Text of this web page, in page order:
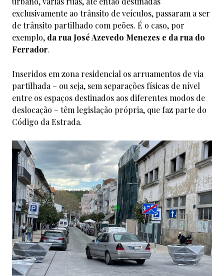
exclusivamente ao trânsito de veículos, passaram a ser
de trânsito partilhado com peões. É o caso, por
exemplo, da rua José Azevedo Menezes e da rua do
Ferrador.
Inseridos em zona residencial os arruamentos de via
partilhada – ou seja, sem separações físicas de nível
entre os espaços destinados aos diferentes modos de
deslocação – têm legislação própria, que faz parte do
Código da Estrada.